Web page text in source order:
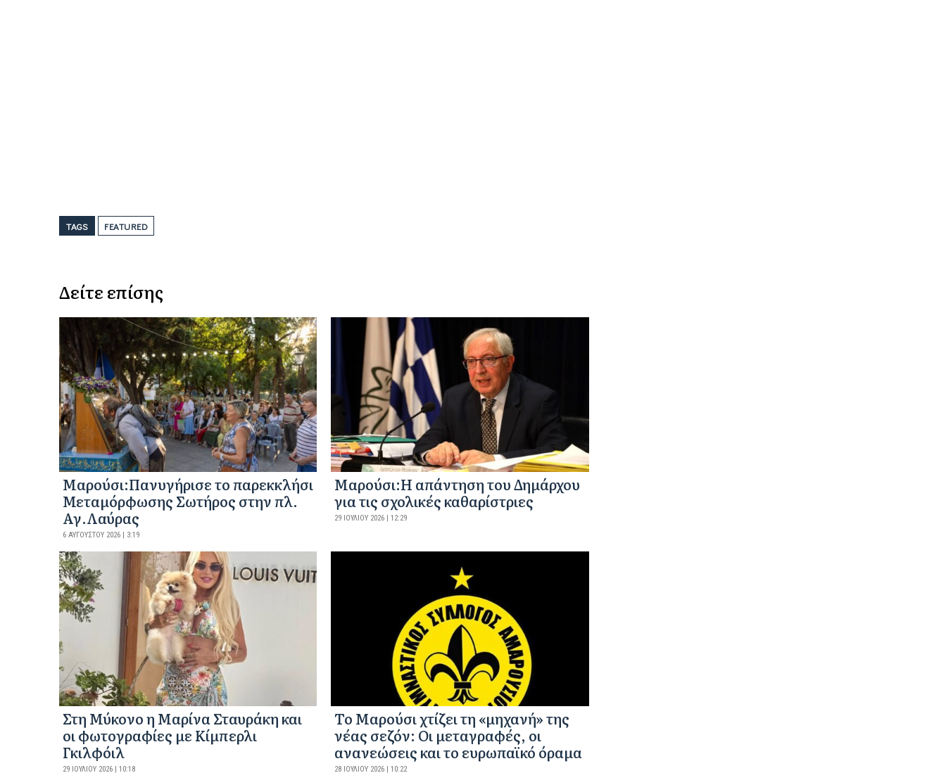
TAGS FEATURED
Δείτε επίσης
Μαρούσι:Πανυγήρισε το παρεκκλήσι
Μεταμόρφωσης Σωτήρος στην πλ.
Αγ.Λαύρας
6 ΑΥΓΟΎΣΤΟΥ 2026 | 3:19
Μαρούσι:Η απάντηση του Δημάρχου
για τις σχολικές καθαρίστριες
29 ΙΟΥΛΊΟΥ 2026 | 12:29
Στη Μύκονο η Μαρίνα Σταυράκη και
οι φωτογραφίες με Κίμπερλι
Γκιλφόιλ
29 ΙΟΥΛΊΟΥ 2026 | 10:18
Το Μαρούσι χτίζει τη «μηχανή» της
νέας σεζόν: Οι μεταγραφές, οι
ανανεώσεις και το ευρωπαϊκό όραμα
28 ΙΟΥΛΊΟΥ 2026 | 10:22